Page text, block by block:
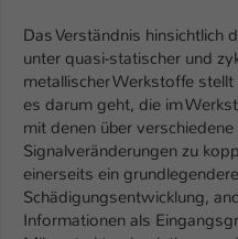
Das Verständnis hinsichtlich
unter quasi-statischer und
metallischer Werkstoffe
es darum geht, die im
mit denen über
Signalveränderungen zu
einerseits ein
Schädigungsentwicklung,
Informationen als